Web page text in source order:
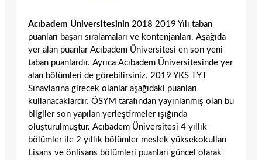
Acıbadem Üniversitesinin 2018 2019 Yılı taban
puanları başarı sıralamaları ve kontenjanları. Aşağıda
yer alan puanlar Acıbadem Üniversitesi en son yeni
taban puanlardır. Ayrıca Acıbadem Üniversitesinde yer
alan bölümleri de görebilirsiniz. 2019 YKS TYT
Sınavlarına girecek olanlar aşağıdaki puanları
kullanacaklardır. ÖSYM tarafından yayınlanmış olan bu
bilgiler son yapılan yerleştirmeler ışığında
oluşturulmuştur. Acıbadem Üniversitesi 4 yıllık
bölümler ile 2 yıllık bölümler meslek yüksekokulları
Lisans ve önlisans bölümleri puanları güncel olarak